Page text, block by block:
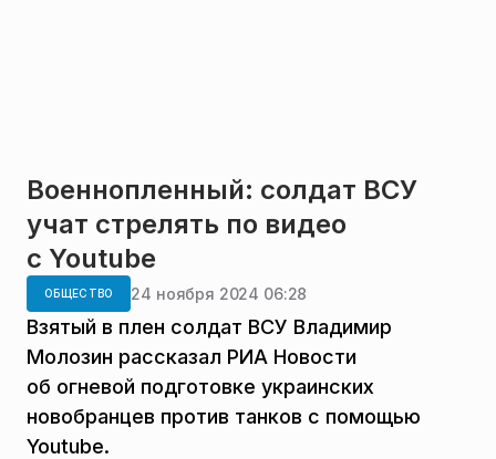
Военнопленный: солдат ВСУ
учат стрелять по видео
с Youtube
ОБЩЕСТВО 24 ноября 2024 06:28
Взятый в плен солдат ВСУ Владимир
Молозин рассказал РИА Новости
об огневой подготовке украинских
новобранцев против танков с помощью
Youtube.